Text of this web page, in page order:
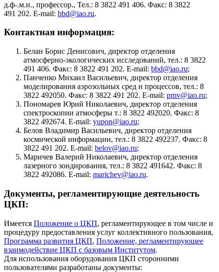
д.ф-.м.н., профессор., Тел.: 8 3822 491 406. Факс: 8 3822
491 202. E-mail: bbd@iao.ru.
Контактная информация:
Белан Борис Денисович, директор отделения
атмосферно-экологических исследований, тел.: 8 3822
491 406. Факс: 8 3822 491 202. E-mail: bbd@iao.ru;
Панченко Михаил Васильевич, директор отделения
моделирования аэрозольных сред и процессов, тел.: 8
3822 492050. Факс: 8 3822 491 202. E-mail: pmv@iao.ru;
Пономарев Юрий Николаевич, директор отделения
спектроскопии атмосферы т.: 8 3822 492020. Факс: 8
3822 492674. E-mail: yupon@iao.ru;
Белов Владимир Васильевич, директор отделения
космической информации, тел.: 8 3822 492237. Факс: 8
3822 491 202. E-mail: belov@iao.ru;
Маричев Валерий Николаевич, директор отделения
лазерного зондирования, тел.: 8 3822 491642. Факс: 8
3822 492086. E-mail: marichev@iao.ru.
Документы, регламентирующие деятельность
ЦКП:
Имеется Положение о ЦКП, регламентирующее в том числе и
процедуру предоставления услуг коллективного пользования,
Программа развития ЦКП, Положение, регламентирующее
взаимодействие ЦКП с базовым Институтом.
Для использования оборудования ЦКП сторонними
пользователями разработаны документы: